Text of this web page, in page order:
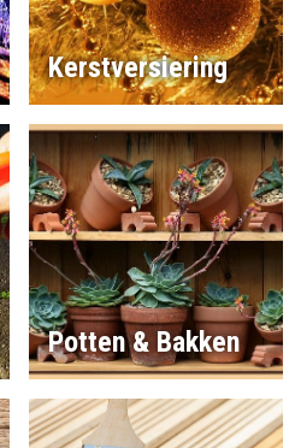
Kerstversiering
Potten & Bakken